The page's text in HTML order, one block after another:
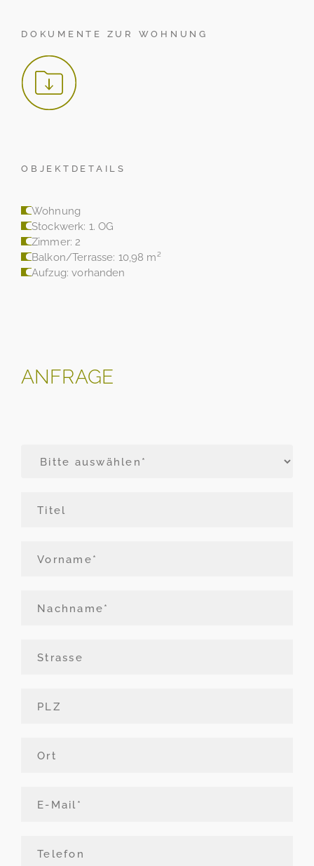
DOKUMENTE ZUR WOHNUNG
OBJEKTDETAILS
Wohnung
Stockwerk: 1. OG
Zimmer: 2
Balkon/Terrasse: 10,98 m²
Aufzug: vorhanden
ANFRAGE